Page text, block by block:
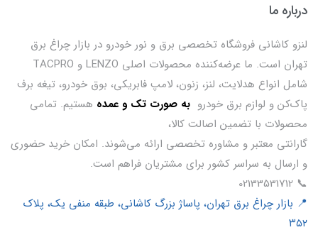
درباره ما
لنزو کاشانی فروشگاه تخصصی برق و نور خودرو در بازار چراغ برق
تهران است. ما عرضه‌کننده محصولات اصلی LENZO و TACPRO
شامل انواع هدلایت، لنز، زنون، لامپ فابریکی، بوق خودرو، تیغه برف
پاک‌کن و لوازم برق خودرو به صورت تک و عمده هستیم. تمامی
محصولات با تضمین اصالت کالا،
گارانتی معتبر و مشاوره تخصصی ارائه می‌شوند. امکان خرید حضوری
و ارسال به سراسر کشور برای مشتریان فراهم است.
📞 02133531712
📍 بازار چراغ برق تهران، پاساژ بزرگ کاشانی، طبقه منفی یک، پلاک
۳۵۲